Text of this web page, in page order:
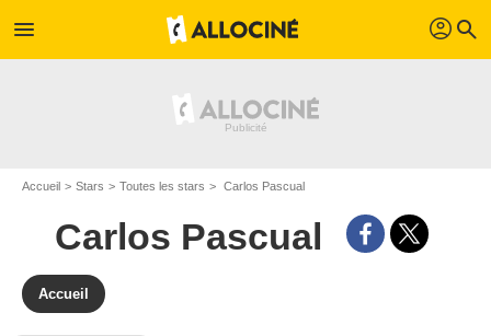
menu profil search
Accueil Stars Toutes les stars Carlos Pascual
Carlos Pascual
Accueil